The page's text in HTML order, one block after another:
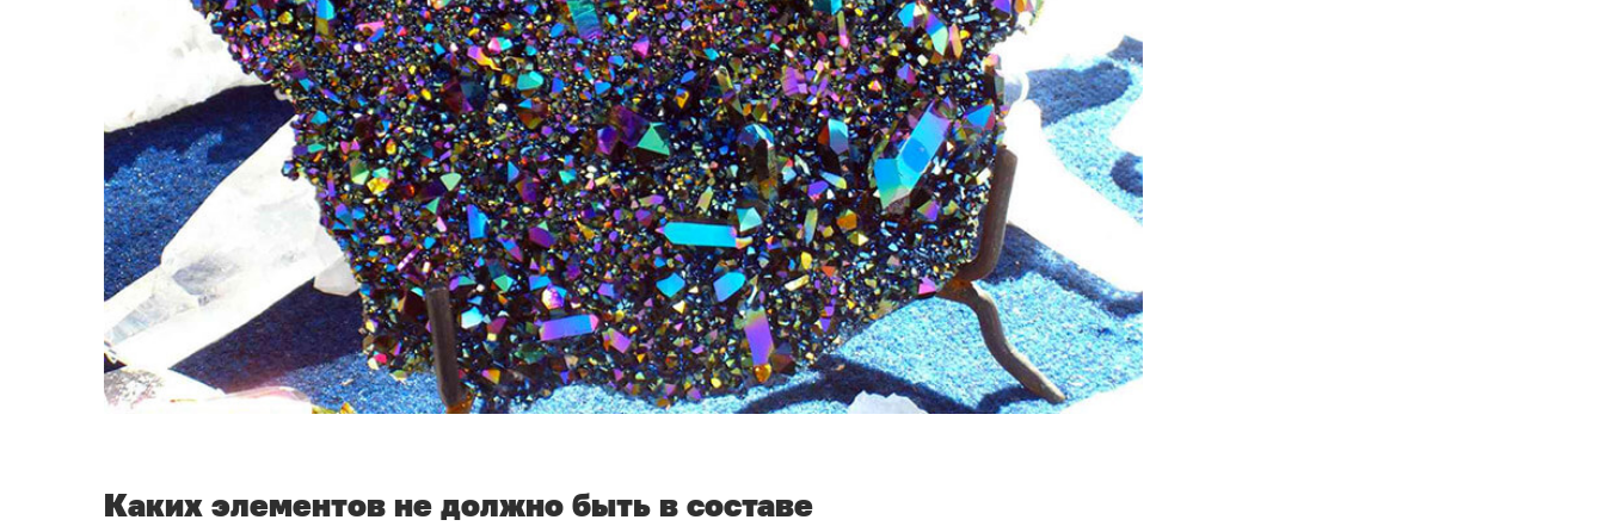
Каких элементов не должно быть в составе